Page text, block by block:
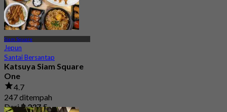
Siam Square
Jepun
Santai Bersantap
Katsuya Siam Square
One
4.7
247 ditempah
Dari฿ 237.5